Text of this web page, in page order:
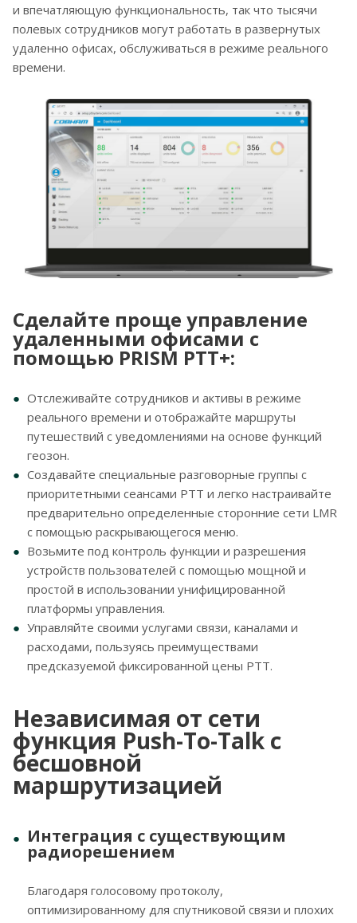
и впечатляющую функциональность, так что тысячи
полевых сотрудников могут работать в развернутых
удаленно офисах, обслуживаться в режиме реального
времени.
Сделайте проще управление
удаленными офисами с
помощью PRISM PTT+:
Отслеживайте сотрудников и активы в режиме
реального времени и отображайте маршруты
путешествий с уведомлениями на основе функций
геозон.
Создавайте специальные разговорные группы с
приоритетными сеансами PTT и легко настраивайте
предварительно определенные сторонние сети LMR
с помощью раскрывающегося меню.
Возьмите под контроль функции и разрешения
устройств пользователей с помощью мощной и
простой в использовании унифицированной
платформы управления.
Управляйте своими услугами связи, каналами и
расходами, пользуясь преимуществами
предсказуемой фиксированной цены PTT.
Независимая от сети
функция Push-To-Talk с
бесшовной
маршрутизацией
Интеграция с существующим
радиорешением
Благодаря голосовому протоколу,
оптимизированному для спутниковой связи и плохих